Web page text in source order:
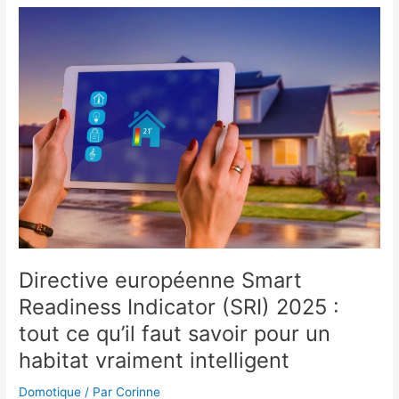
comment
transforme
professionnels
en
leviers
de
productivité
Directive européenne Smart
Readiness Indicator (SRI) 2025 :
tout ce qu’il faut savoir pour un
habitat vraiment intelligent
Domotique / ParCorinne